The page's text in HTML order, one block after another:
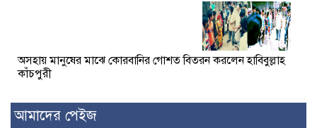
অসহায় মানুষের মাঝে কোরবানির গোশত বিতরন করলেন হাবিবুল্লাহ
কাঁচপুরী
আমাদের পেইজ